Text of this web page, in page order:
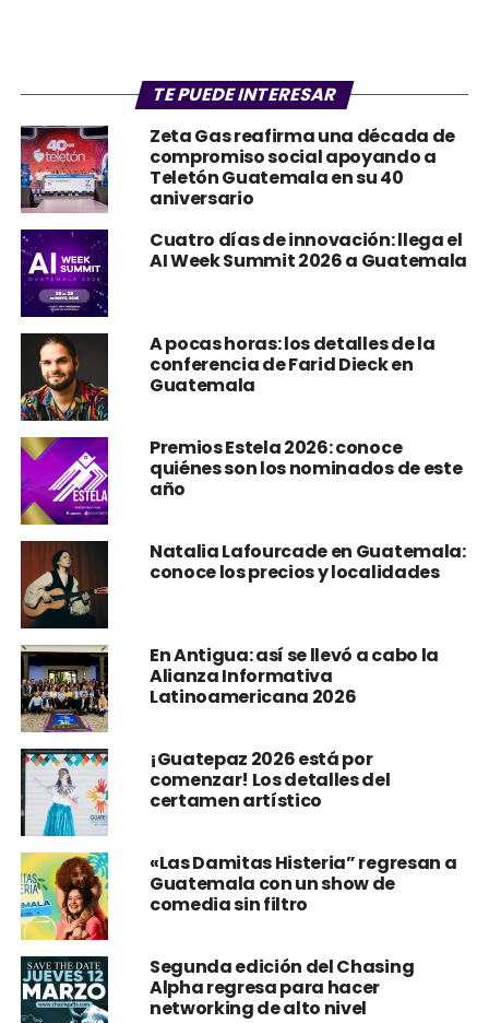
TE PUEDE INTERESAR
Zeta Gas reafirma una década de
compromiso social apoyando a
Teletón Guatemala en su 40
aniversario
Cuatro días de innovación: llega el
AI Week Summit 2026 a Guatemala
A pocas horas: los detalles de la
conferencia de Farid Dieck en
Guatemala
Premios Estela 2026: conoce
quiénes son los nominados de este
año
Natalia Lafourcade en Guatemala:
conoce los precios y localidades
En Antigua: así se llevó a cabo la
Alianza Informativa
Latinoamericana 2026
¡Guatepaz 2026 está por
comenzar! Los detalles del
certamen artístico
«Las Damitas Histeria” regresan a
Guatemala con un show de
comedia sin filtro
Segunda edición del Chasing
Alpha regresa para hacer
networking de alto nivel